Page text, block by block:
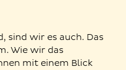
sind wir es auch. Das
Wie wir das
mit einem Blick